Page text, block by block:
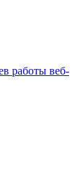
работы веб-